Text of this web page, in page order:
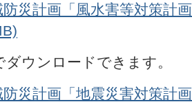
災計画「風水害等対策計
ウンロードできます。
災計画「地震災害対策計